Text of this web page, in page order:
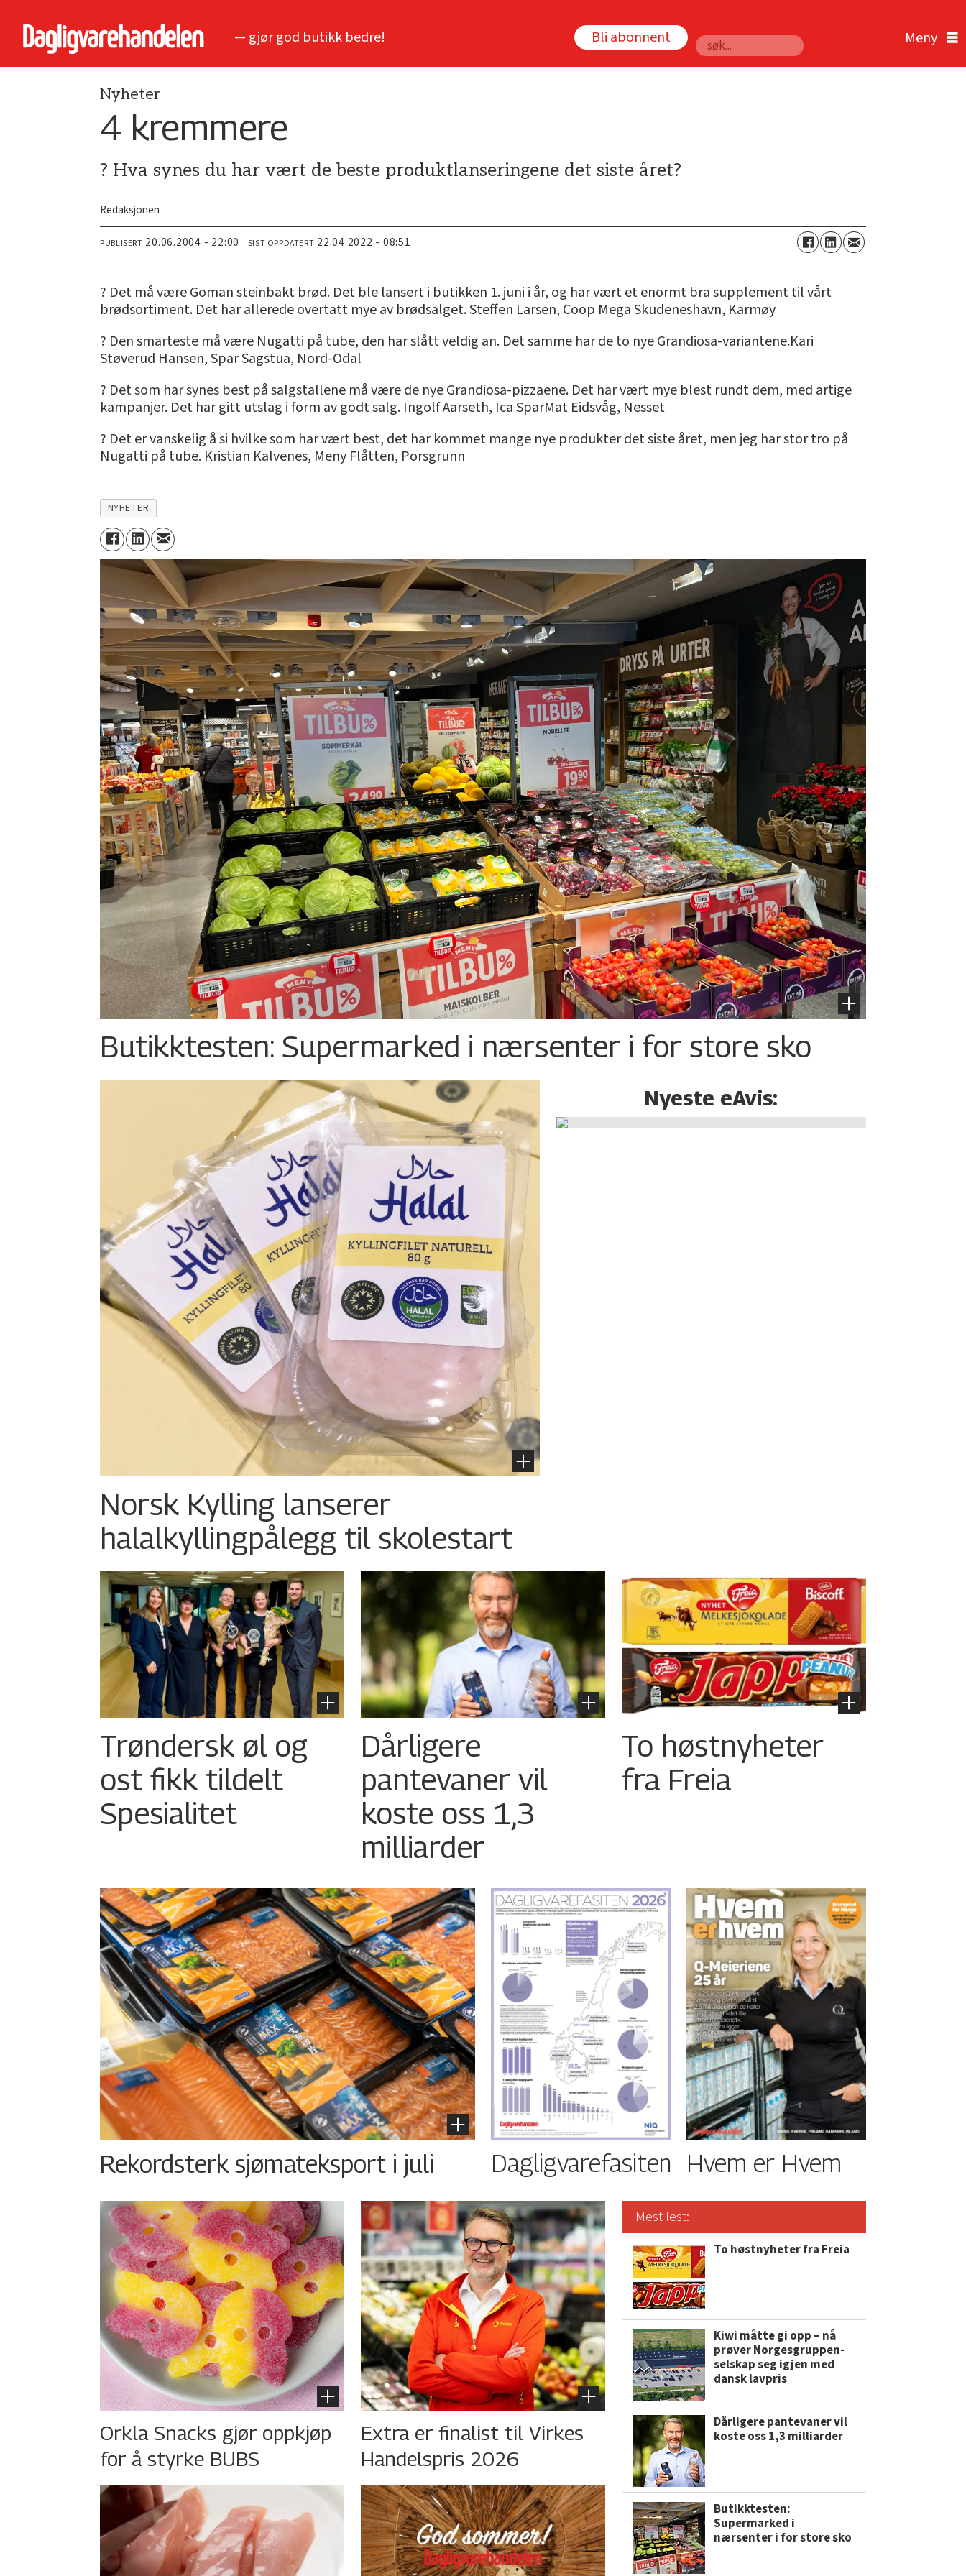
— gjør god butikk bedre! Bli abonnent
Søk
Nyheter
4 kremmere
? Hva synes du har vært de beste produktlanseringene det siste året?
Redaksjonen
PUBLISERT 20.06.2004 - 22:00 SIST OPPDATERT 22.04.2022 - 08:51
? Det må være Goman steinbakt brød. Det ble lansert i butikken 1. juni i år, og har vært et enormt bra supplement til vårt
brødsortiment. Det har allerede overtatt mye av brødsalget. Steffen Larsen, Coop Mega Skudeneshavn, Karmøy
? Den smarteste må være Nugatti på tube, den har slått veldig an. Det samme har de to nye Grandiosa-variantene.Kari
Støverud Hansen, Spar Sagstua, Nord-Odal
? Det som har synes best på salgstallene må være de nye Grandiosa-pizzaene. Det har vært mye blest rundt dem, med artige
kampanjer. Det har gitt utslag i form av godt salg. Ingolf Aarseth, Ica SparMat Eidsvåg, Nesset
? Det er vanskelig å si hvilke som har vært best, det har kommet mange nye produkter det siste året, men jeg har stor tro på
Nugatti på tube. Kristian Kalvenes, Meny Flåtten, Porsgrunn
NYHETER
Butikktesten: Supermarked i nærsenter i for store sko
Norsk Kylling lanserer
halalkylling­pålegg til skolestart
Nyeste eAvis:
Trøndersk øl og
ost fikk tildelt
Spesialitet
Dårligere
pantevaner vil
koste oss 1,3
milliarder
To høstnyheter
fra Freia
Rekordsterk sjømateksport i juli Dagligvarefasiten Hvem er Hvem
Orkla Snacks gjør oppkjøp
for å styrke BUBS
Extra er finalist til Virkes
Handelspris 2026
Mest lest:
To høstnyheter fra Freia
Kiwi måtte gi opp – nå
prøver Norgesgruppen-
selskap seg igjen med
dansk lavpris
Dårligere pantevaner vil
koste oss 1,3 milliarder
Butikktesten:
Supermarked i
nærsenter i for store sko